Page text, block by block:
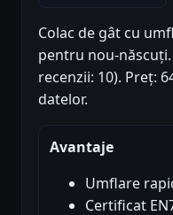
Colac de gât cu
pentru nou-
recenzii: 10). Preț:
datelor.
Avantaje
Umflare
Certificat